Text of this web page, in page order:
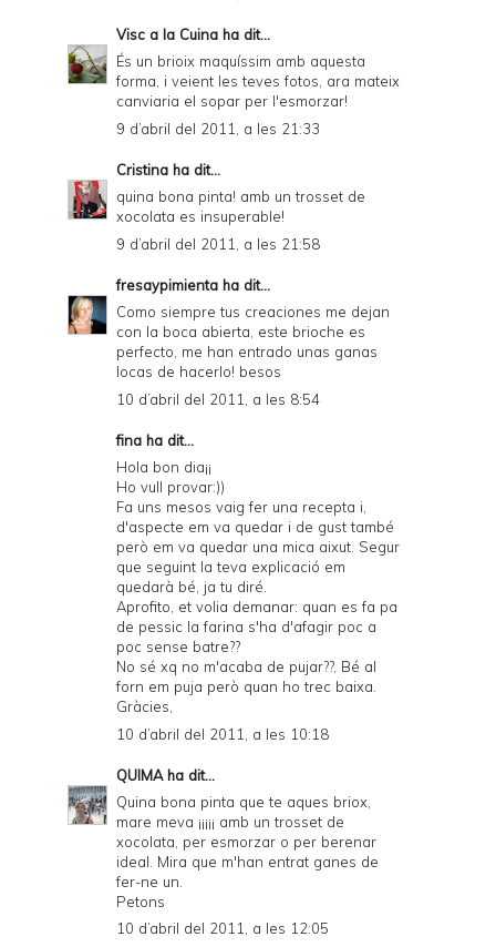
Visc a la Cuina ha dit...
És un brioix maquíssim amb aquesta
forma, i veient les teves fotos, ara mateix
canviaria el sopar per l'esmorzar!
9 d’abril del 2011, a les 21:33
Cristina ha dit...
quina bona pinta! amb un trosset de
xocolata es insuperable!
9 d’abril del 2011, a les 21:58
fresaypimienta ha dit...
Como siempre tus creaciones me dejan
con la boca abierta, este brioche es
perfecto, me han entrado unas ganas
locas de hacerlo! besos
10 d’abril del 2011, a les 8:54
fina ha dit...
Hola bon dia¡¡
Ho vull provar:))
Fa uns mesos vaig fer una recepta i,
d'aspecte em va quedar i de gust també
però em va quedar una mica aixut. Segur
que seguint la teva explicació em
quedarà bé, ja tu diré.
Aprofito, et volia demanar: quan es fa pa
de pessic la farina s'ha d'afagir poc a
poc sense batre??
No sé xq no m'acaba de pujar??, Bé al
forn em puja però quan ho trec baixa.
Gràcies,
10 d’abril del 2011, a les 10:18
QUIMAha dit...
Quina bona pinta que te aques briox,
mare meva ¡¡¡¡¡ amb un trosset de
xocolata, per esmorzar o per berenar
ideal. Mira que m'han entrat ganes de
fer-ne un.
Petons
10 d’abril del 2011, a les 12:05